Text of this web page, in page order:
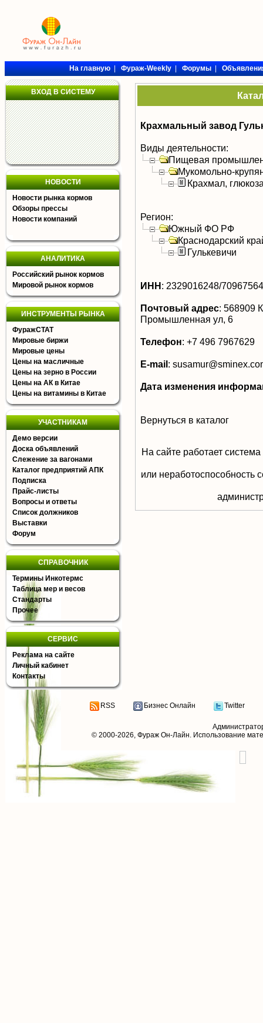
На главную|Фураж-Weekly|Форумы|
ВХОД В СИСТЕМУ
НОВОСТИ
Новости рынка кормов
Обзоры прессы
Новости компаний
АНАЛИТИКА
Российский рынок кормов
Мировой рынок кормов
ИНСТРУМЕНТЫ РЫНКА
ФуражСТАТ
Мировые биржи
Мировые цены
Цены на масличные
Цены на зерно в России
Цены на АК в Китае
Цены на витамины в Китае
УЧАСТНИКАМ
Демо версии
Доска объявлений
Слежение за вагонами
Каталог предприятий АПК
Подписка
Прайс-листы
Вопросы и ответы
Список должников
Выставки
Форум
СПРАВОЧНИК
Термины Инкотермс
Таблица мер и весов
Стандарты
Прочее
СЕРВИС
Реклама на сайте
Личный кабинет
Контакты
Крахмальный завод
Виды деятельности:
Пищевая
Мукомольно-
Крахмал,
Регион:
Южный ФО РФ
Краснодарский
Гулькевичи
ИНН: 2329016248/70967564
Почтовый адрес: 568909
Промышленная ул, 6
Телефон: +7 496 7967629
E-mail:
Дата изменения
Вернуться в каталог
На сайте работает
или неработоспособность
RSS Бизнес Онлайн Twitter
© 2000-2026, Фураж Он-Лайн. Использование